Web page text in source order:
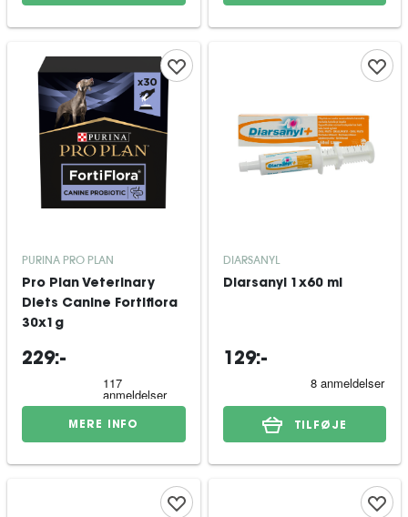
PURINA PRO PLAN
Pro Plan Veterinary
Diets Canine Fortiflora
30x1g
229:-
MERE INFO
DIARSANYL
Diarsanyl 1x60 ml
129:-
TILFØJE